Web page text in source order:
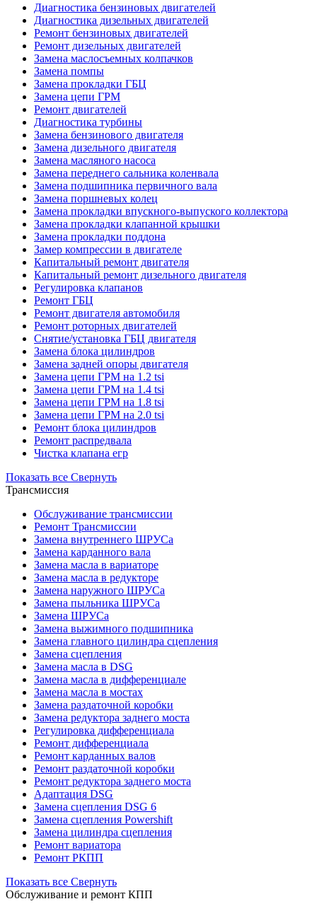
Диагностика бензиновых двигателей
Диагностика дизельных двигателей
Ремонт бензиновых двигателей
Ремонт дизельных двигателей
Замена маслосъемных колпачков
Замена помпы
Замена прокладки ГБЦ
Замена цепи ГРМ
Ремонт двигателей
Диагностика турбины
Замена бензинового двигателя
Замена дизельного двигателя
Замена масляного насоса
Замена переднего сальника коленвала
Замена подшипника первичного вала
Замена поршневых колец
Замена прокладки впускного-выпуского коллектора
Замена прокладки клапанной крышки
Замена прокладки поддона
Замер компрессии в двигателе
Капитальный ремонт двигателя
Капитальный ремонт дизельного двигателя
Регулировка клапанов
Ремонт ГБЦ
Ремонт двигателя автомобиля
Ремонт роторных двигателей
Снятие/установка ГБЦ двигателя
Замена блока цилиндров
Замена задней опоры двигателя
Замена цепи ГРМ на 1.2 tsi
Замена цепи ГРМ на 1.4 tsi
Замена цепи ГРМ на 1.8 tsi
Замена цепи ГРМ на 2.0 tsi
Ремонт блока цилиндров
Ремонт распредвала
Чистка клапана егр
Показать все Свернуть
Трансмиссия
Обслуживание трансмиссии
Ремонт Трансмиссии
Замена внутреннего ШРУСа
Замена карданного вала
Замена масла в вариаторе
Замена масла в редукторе
Замена наружного ШРУСа
Замена пыльника ШРУСа
Замена ШРУСа
Замена выжимного подшипника
Замена главного цилиндра сцепления
Замена сцепления
Замена масла в DSG
Замена масла в дифференциале
Замена масла в мостах
Замена раздаточной коробки
Замена редуктора заднего моста
Регулировка дифференциала
Ремонт дифференциала
Ремонт карданных валов
Ремонт раздаточной коробки
Ремонт редуктора заднего моста
Адаптация DSG
Замена сцепления DSG 6
Замена сцепления Powershift
Замена цилиндра сцепления
Ремонт вариатора
Ремонт РКПП
Показать все Свернуть
Обслуживание и ремонт КПП